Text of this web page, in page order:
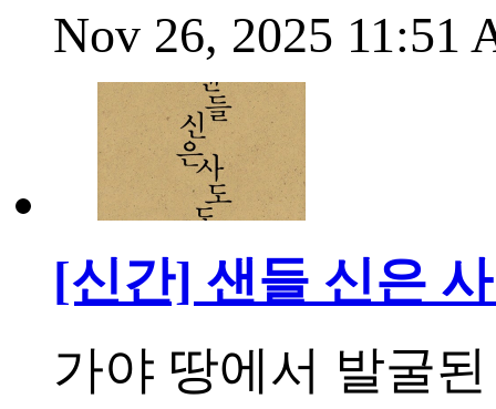
Nov 26, 2025 11:51
[신간] 샌들 신은
가야 땅에서 발굴